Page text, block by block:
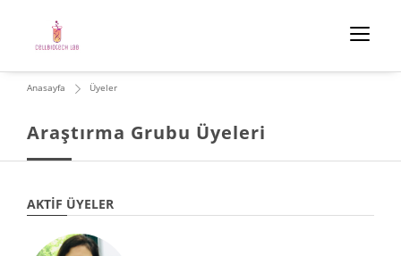
Araştırma Grubu Üyeleri
Anasayfa Üyeler
AKTIF ÜYELER